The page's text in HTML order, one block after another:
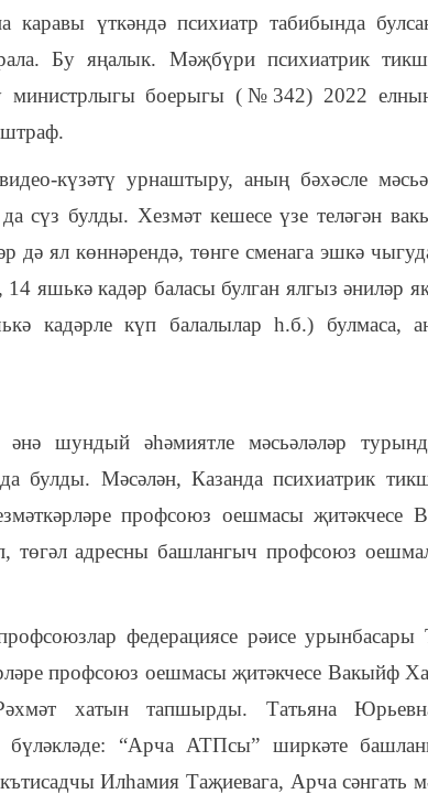
каравы үткәндә психиатр табибында
Бу яңалык. Мәҗбүри психиатрик
министрлыгы боерыгы (№342) 2022
күзәтү урнаштыру, аның бәхәсле
сүз булды. Хезмәт кешесе үзе теләгән
дә ял көннәрендә, төнге сменага эшкә
14 яшькә кадәр баласы булган ялгыз әниләр
кадәрле күп балалылар һ.б.) булмаса,
шундый әһәмиятле мәсьәләләр
булды. Мәсәлән, Казанда психиатрик
профсоюз оешмасы җитәкчесе
төгәл адресны башлангыч профсоюз
федерациясе рәисе урынбасары
профсоюз оешмасы җитәкчесе Вакыйф
Рәхмәт хатын тапшырды. Татьяна
бүләкләде: “Арча АТПсы” ширкәте
Илһамия Таҗиевага, Арча сәнгать